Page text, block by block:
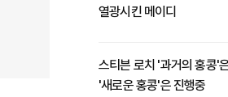
열광시킨 메이디
스티븐 로치 '과거의 홍콩'
'새로운 홍콩'은 진행중